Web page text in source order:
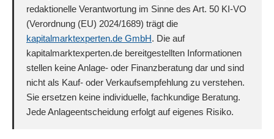
redaktionelle Verantwortung im Sinne des Art. 50 KI-VO
(Verordnung (EU) 2024/1689) trägt die
kapitalmarktexperten.de GmbH. Die auf
kapitalmarktexperten.de bereitgestellten Informationen
stellen keine Anlage- oder Finanzberatung dar und sind
nicht als Kauf- oder Verkaufsempfehlung zu verstehen.
Sie ersetzen keine individuelle, fachkundige Beratung.
Jede Anlageentscheidung erfolgt auf eigenes Risiko.